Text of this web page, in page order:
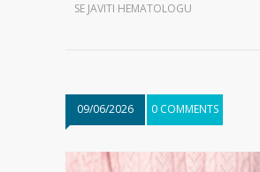
SE JAVITI HEMATOLOGU
09/06/2026 0 COMMENTS